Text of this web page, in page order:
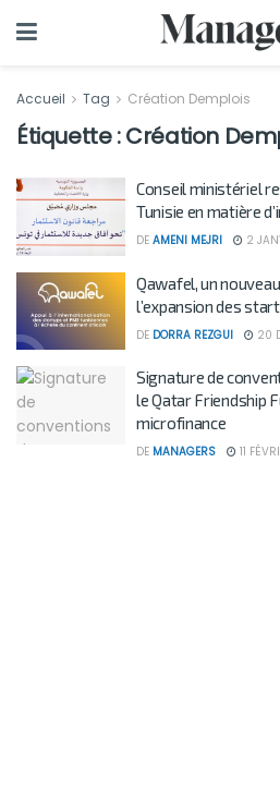
Accueil Tag Création Demplois
Étiquette :Création
Conseil ministériel
Tunisie en matière
DE AMENI MEJRI 2
Qawafel, un
l’expansion des
DE DORRA REZGUI 20
Signature de
le Qatar Friendship
microfinance
DE MANAGERS 11